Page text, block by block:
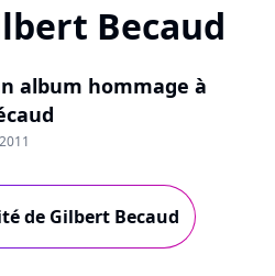
Becaud
album hommage à
de Gilbert Becaud